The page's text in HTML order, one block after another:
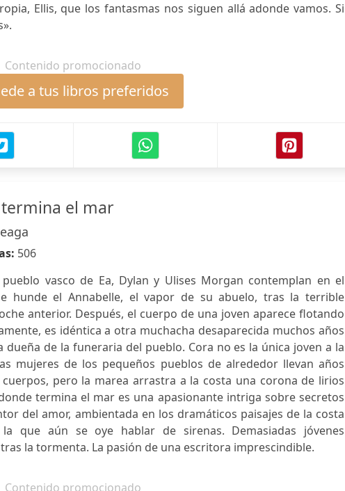
Ellis, que los fantasmas nos siguen allá adonde vamos. Si
Contenido promocionado
a tus libros preferidos
el mar
506
vasco de Ea, Dylan y Ulises Morgan contemplan en el
hunde el Annabelle, el vapor de su abuelo, tras la terrible
anterior. Después, el cuerpo de una joven aparece flotando
es idéntica a otra muchacha desaparecida muchos años
de la funeraria del pueblo. Cora no es la única joven a la
mujeres de los pequeños pueblos de alrededor llevan años
pero la marea arrastra a la costa una corona de lirios
termina el mar es una apasionante intriga sobre secretos
del amor, ambientada en los dramáticos paisajes de la costa
que aún se oye hablar de sirenas. Demasiadas jóvenes
la tormenta. La pasión de una escritora imprescindible.
Contenido promocionado